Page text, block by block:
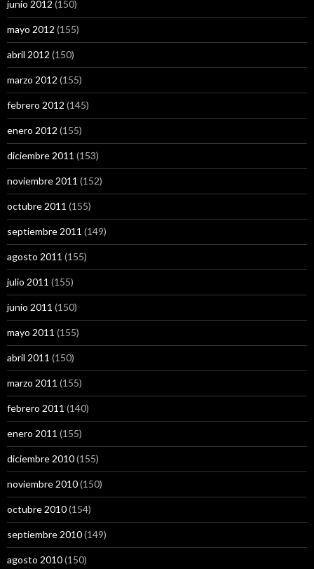
junio 2012 (150)
mayo 2012 (155)
abril 2012 (150)
marzo 2012 (155)
febrero 2012 (145)
enero 2012 (155)
diciembre 2011 (153)
noviembre 2011 (152)
octubre 2011 (155)
septiembre 2011 (149)
agosto 2011 (155)
julio 2011 (155)
junio 2011 (150)
mayo 2011 (155)
abril 2011 (150)
marzo 2011 (155)
febrero 2011 (140)
enero 2011 (155)
diciembre 2010(155)
noviembre 2010(150)
octubre 2010(154)
septiembre 2010(149)
agosto 2010(150)